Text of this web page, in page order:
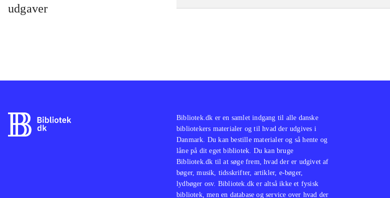
udgaver
Bibliotek.dk er en samlet indgang til alle danske
bibliotekers materialer og til hvad der udgives i
Danmark. Du kan bestille materialer og så hente og
låne på dit eget bibliotek. Du kan bruge
Bibliotek.dk til at søge frem, hvad der er udgivet af
bøger, musik, tidsskrifter, artikler, e-bøger,
lydbøger osv. Bibliotek.dk er altså ikke et fysisk
bibliotek, men en database og service over hvad der